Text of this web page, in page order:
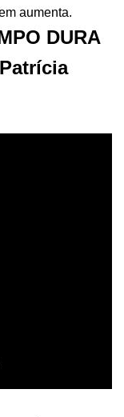
aumenta.
DURA